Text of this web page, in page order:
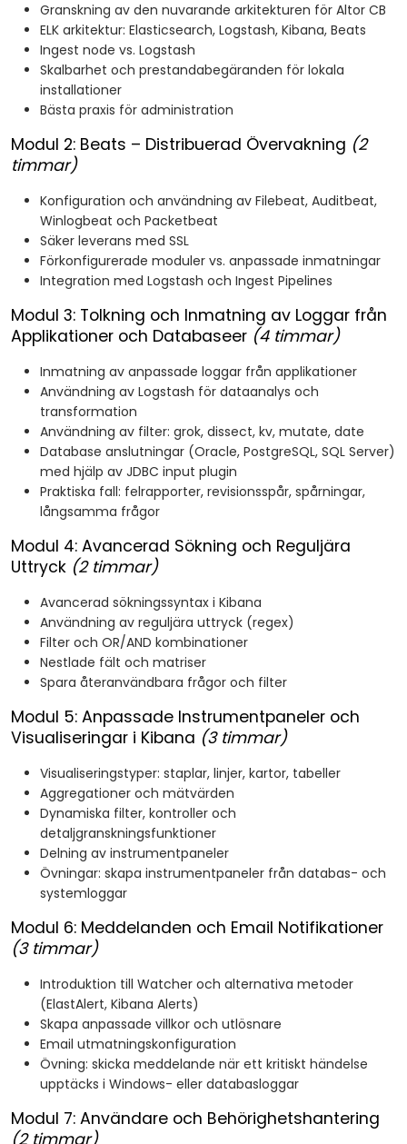
Granskning av den nuvarande arkitekturen för Altor CB
ELK arkitektur: Elasticsearch, Logstash, Kibana, Beats
Ingest node vs. Logstash
Skalbarhet och prestandabegäranden för lokala
installationer
Bästa praxis för administration
Modul 2: Beats – Distribuerad Övervakning (2
timmar)
Konfiguration och användning av Filebeat, Auditbeat,
Winlogbeat och Packetbeat
Säker leverans med SSL
Förkonfigurerade moduler vs. anpassade inmatningar
Integration med Logstash och Ingest Pipelines
Modul 3: Tolkning och Inmatning av Loggar från
Applikationer och Databaseer (4 timmar)
Inmatning av anpassade loggar från applikationer
Användning av Logstash för dataanalys och
transformation
Användning av filter: grok, dissect, kv, mutate, date
Database anslutningar (Oracle, PostgreSQL, SQL Server)
med hjälp av JDBC input plugin
Praktiska fall: felrapporter, revisionsspår, spårningar,
långsamma frågor
Modul 4: Avancerad Sökning och Reguljära
Uttryck (2 timmar)
Avancerad sökningssyntax i Kibana
Användning av reguljära uttryck (regex)
Filter och OR/AND kombinationer
Nestlade fält och matriser
Spara återanvändbara frågor och filter
Modul 5: Anpassade Instrumentpaneler och
Visualiseringar i Kibana (3 timmar)
Visualiseringstyper: staplar, linjer, kartor, tabeller
Aggregationer och mätvärden
Dynamiska filter, kontroller och
detaljgranskningsfunktioner
Delning av instrumentpaneler
Övningar: skapa instrumentpaneler från databas- och
systemloggar
Modul 6: Meddelanden och Email Notifikationer
(3 timmar)
Introduktion till Watcher och alternativa metoder
(ElastAlert, Kibana Alerts)
Skapa anpassade villkor och utlösnare
Email utmatningskonfiguration
Övning: skicka meddelande när ett kritiskt händelse
upptäcks i Windows- eller databasloggar
Modul 7: Användare och Behörighetshantering